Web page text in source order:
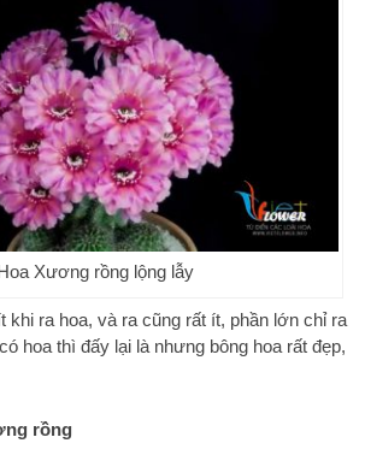
Xương rồng lộng lẫy
khi ra hoa, và ra cũng rất ít, phần lớn chỉ ra
hoa thì đấy lại là nhưng bông hoa rất đẹp,
rồng